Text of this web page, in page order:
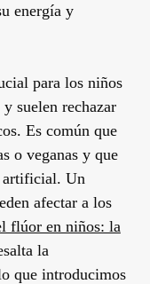
energía y
para los niños
suelen rechazar
Es común que
o veganas y que
artificial. Un
afectar a los
flúor en niños: la
la
que introducimos